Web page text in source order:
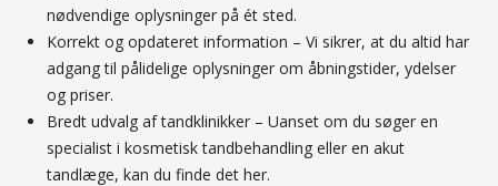
nødvendige oplysninger på ét sted.
Korrekt og opdateret information – Vi sikrer, at du altid har
adgang til pålidelige oplysninger om åbningstider, ydelser
og priser.
Bredt udvalg af tandklinikker – Uanset om du søger en
specialist i kosmetisk tandbehandling eller en akut
tandlæge, kan du finde det her.